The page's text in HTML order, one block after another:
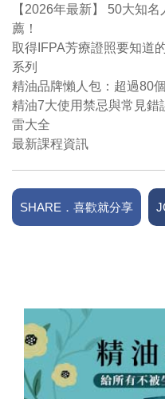
【2026年最新】 50大知
薦！
取得IFPA芳療證照要知道
系列
精油品牌懶人包：超過80
精油7大使用禁忌與常見錯
雷大全
最新課程資訊
SHARE．喜歡就分享